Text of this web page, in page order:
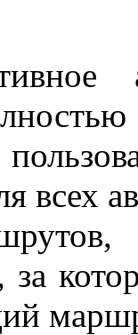
всех
за